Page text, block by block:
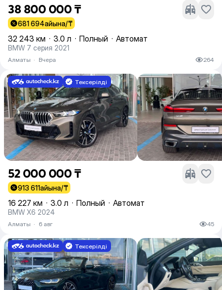
38 800 000 ₸
681 694айына/₸
32 243 км · 3.0 л · Полный · Автомат
BMW 7 серия 2021
Алматы · Вчера 264
Тексерілді
52 000 000 ₸
913 611айына/₸
16 227 км · 3.0 л · Полный · Автомат
BMW X6 2024
Алматы · 6 авг 45
Тексерілді